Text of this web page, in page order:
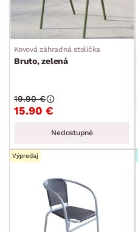
Kovová záhradná stolička
Bruto, zelená
15.90 €
19.90 €
Nedostupné
Výpredaj